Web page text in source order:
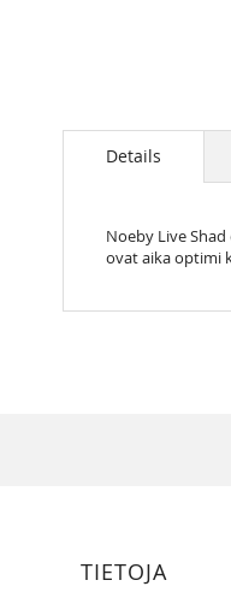
to
images
gallery
Details
Noeby Live
ovat aika optimi
TIETOJA